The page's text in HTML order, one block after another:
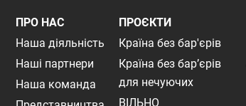
ПРО НАС
Наша діяльність
Наші партнери
Наша команда
ПРОЄКТИ
Країна без бар'єрів
Країна без бар’єрів
для нечуючих
ВІЛЬНО